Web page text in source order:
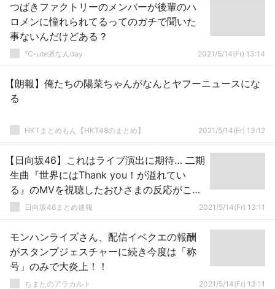
つばきファクトリーのメンバーが後輩のハ
ロメンに憧れられてるってのガチで聞いた
事ないんだけどある？
℃-ute派なんday 2021/5/14(Fr) 13:14
【朗報】俺たちの陽菜ちゃんがなんとヤフーニュースにな
る
HKTまとめもん【HKT48のまとめ】 2021/5/14(Fr) 13:12
【日向坂46】これはライブ演出に期待… 二期
生曲『世界にはThank you！が溢れてい
る』のMVを視聴したおひさまの反応がこち
ら！日向坂46まとめ速報 2021/5/14(Fr) 13:11
モンハンライズさん、配信イベクエの報酬
がスタンプジェスチャーに続き今度は「称
号」のみで大炎上！！
ちまたのアラカルト 2021/5/14(Fr) 13:11